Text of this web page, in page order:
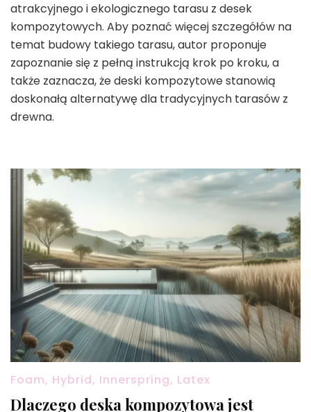
atrakcyjnego i ekologicznego tarasu z desek
kompozytowych. Aby poznać więcej szczegółów na
temat budowy takiego tarasu, autor proponuje
zapoznanie się z pełną instrukcją krok po kroku, a
także zaznacza, że deski kompozytowe stanowią
doskonałą alternatywę dla tradycyjnych tarasów z
drewna.
Foam, Hybrid, Innerspring, Latex
Dlaczego deska kompozytowa jest